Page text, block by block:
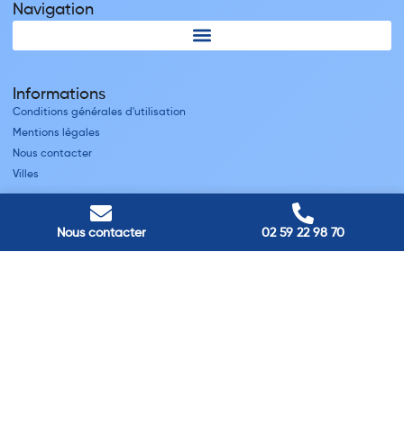
Nous contacter 02 59 22 98 70
Navigation
Informations
Conditions générales d'utilisation
Mentions légales
Nous contacter
Villes
Nos adresses
Louviers